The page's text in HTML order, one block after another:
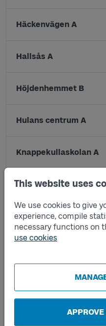
This website uses
We use cookies to give
experience, compile
necessary functions on
use cookies
APPROVE
Häckenvägen A
Hallsås A
Höjdenhemmet B
Hulans centrum A
Knappekullaskolan A
Knappekullaskolan B
Kolborydsvägen A
Lerum Andersvägen A
Lerum Andersvägen B